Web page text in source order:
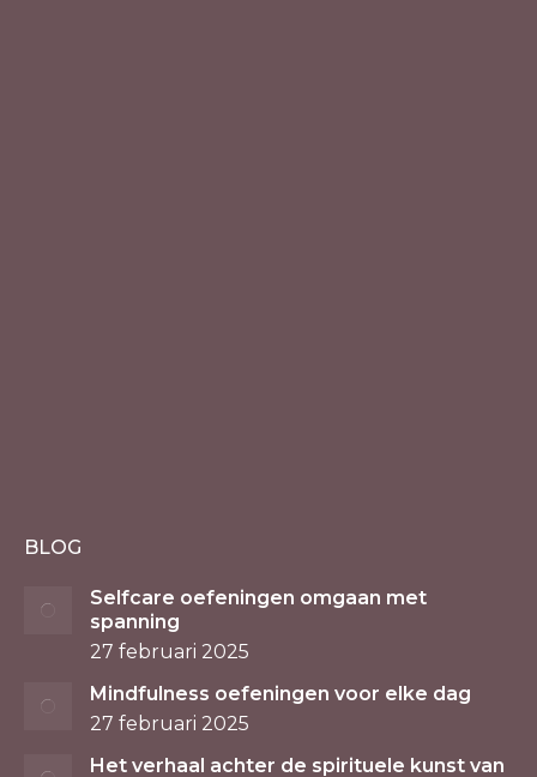
BLOG
Selfcare oefeningen omgaan met
spanning
27 februari 2025
Mindfulness oefeningen voor elke dag
27 februari 2025
Het verhaal achter de spirituele kunst van